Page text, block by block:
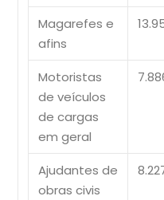
Magarefes e
afins
Motoristas
de veículos
de cargas
em geral
Ajudantes de
obras civis